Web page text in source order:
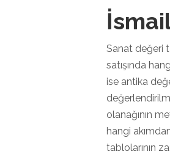
Sanat değeri
satışında
ise antika
olanağının
hangi
tablolarının